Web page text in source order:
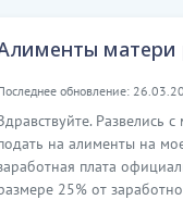
матери
обновление:
Развелись
на алименты на
плата
25% от